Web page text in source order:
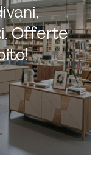
Offerte